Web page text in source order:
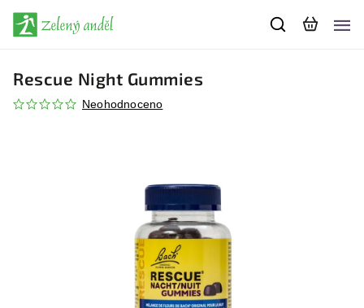
Rescue Night Gummies
Neohodnoceno